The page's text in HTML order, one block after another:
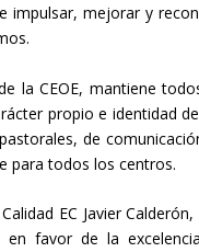
impulsar, mejorar y
la CEOE, mantiene
propio e identidad
de
para todos los centros.
EC Javier
en favor de la